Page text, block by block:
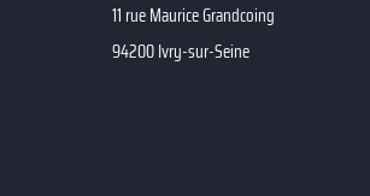
11 rue Maurice Grandcoing
94200 Ivry-sur-Seine